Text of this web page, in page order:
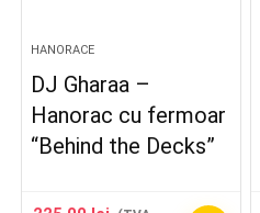
HANORACE
DJ Gharaa –
Hanorac cu fermoar
“Behind the Decks”